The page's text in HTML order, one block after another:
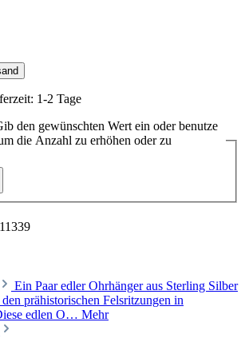
1-2 Tage
den gewünschten Wert ein oder benutze
die Anzahl zu erhöhen oder zu
Ein Paar edler Ohrhänger aus Sterling Silber
prähistorischen Felsritzungen in
edlen O… Mehr